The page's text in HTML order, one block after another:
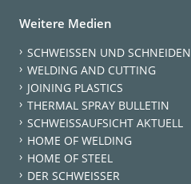
Weitere Medien
SCHWEISSEN UND SCHNEIDEN
WELDING AND CUTTING
JOINING PLASTICS
THERMAL SPRAY BULLETIN
SCHWEISSAUFSICHT AKTUELL
HOME OF WELDING
HOME OF STEEL
DER SCHWEISSER